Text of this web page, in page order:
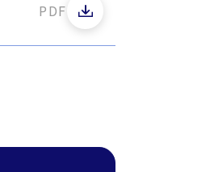
PDF